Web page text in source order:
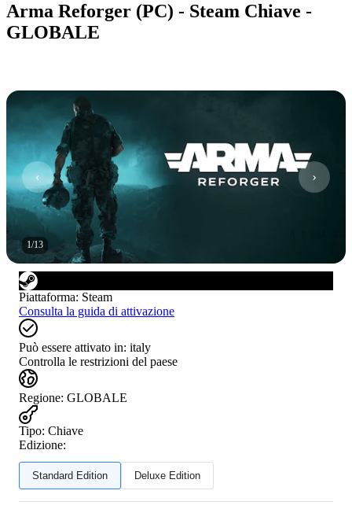
Arma Reforger (PC) - Steam Chiave -
GLOBALE
1/13
Piattaforma: Steam
Consulta la guida di attivazione
Può essere attivato in: italy
Controlla le restrizioni del paese
Regione: GLOBALE
Tipo: Chiave
Edizione:
Standard Edition Deluxe Edition